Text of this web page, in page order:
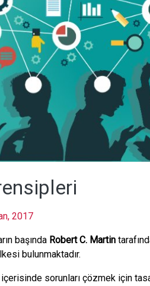
2017
başında Robert C. Martin
bulunmaktadır.
içerisinde sorunları çözmek için